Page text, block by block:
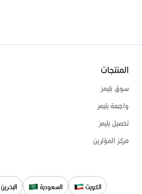
المنتجات
سوق بليمز
واجهة بليمز
تحصيل بليمز
مركز المؤثرين
الكويت السعودية البحرين